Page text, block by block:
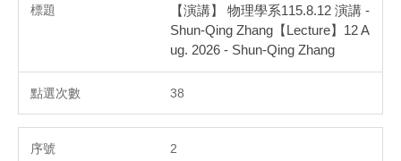
【演講】 物理學系115.8.12 演講 -
Shun-Qing Zhang【Lecture】12 A
ug. 2026 - Shun-Qing Zhang
38
2